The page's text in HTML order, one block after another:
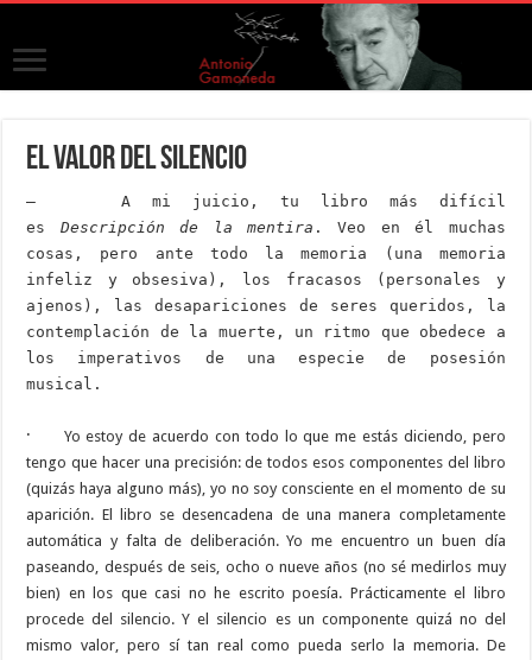
El valor del silencio
— A mi juicio, tu libro más difícil
es Descripción de la mentira . Veo en él muchas
cosas, pero ante todo la memoria (una memoria
infeliz y obsesiva), los fracasos (personales y
ajenos), las desapariciones de seres queridos, la
contemplación de la muerte, un ritmo que obedece a
los imperativos de una especie de posesión
musical.
·
Yo estoy de acuerdo con todo lo que me estás diciendo, pero
tengo que hacer una precisión: de todos esos componentes del libro
(quizás haya alguno más), yo no soy consciente en el momento de su
aparición. El libro se desencadena de una manera completamente
automática y falta de deliberación. Yo me encuentro un buen día
paseando, después de seis, ocho o nueve años (no sé medirlos muy
bien) en los que casi no he escrito poesía. Prácticamente el libro
procede del silencio. Y el silencio es un componente quizá no del
mismo valor, pero sí tan real como pueda serlo la memoria. De